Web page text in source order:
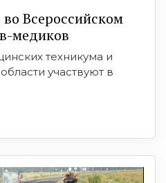
Всероссийском
медиков
техникума и
участвуют в